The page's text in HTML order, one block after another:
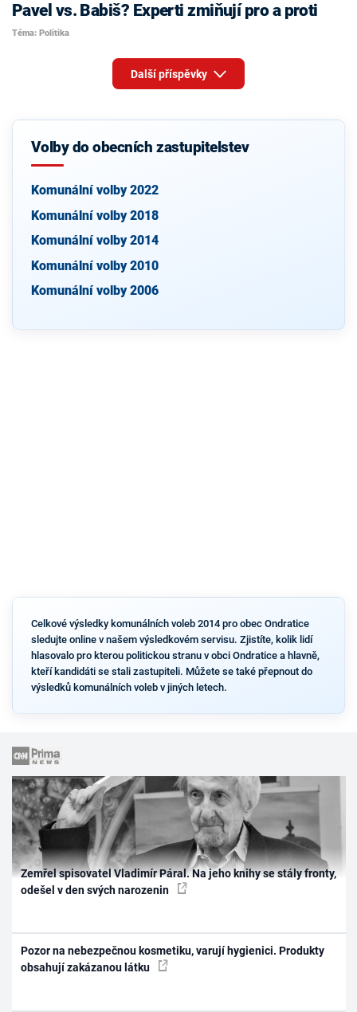
Pavel vs. Babiš? Experti zmiňují pro a proti
Téma: Politika
Další příspěvky
Volby do obecních zastupitelstev
Komunální volby 2022
Komunální volby 2018
Komunální volby 2014
Komunální volby 2010
Komunální volby 2006
Celkové výsledky komunálních voleb 2014 pro obec Ondratice
sledujte online v našem výsledkovém servisu. Zjistíte, kolik lidí
hlasovalo pro kterou politickou stranu v obci Ondratice a hlavně,
kteří kandidáti se stali zastupiteli. Můžete se také přepnout do
výsledků komunálních voleb v jiných letech.
Zemřel spisovatel Vladimír Páral. Na jeho knihy se stály fronty,
odešel v den svých narozenin
Pozor na nebezpečnou kosmetiku, varují hygienici. Produkty
obsahují zakázanou látku